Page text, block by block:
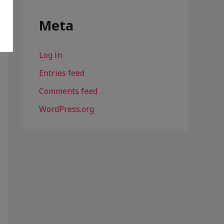
Meta
Log in
Entries feed
Comments feed
WordPress.org